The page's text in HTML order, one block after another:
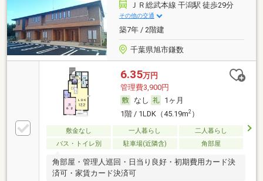
ＪＲ総武本線 干潟駅 徒歩29分
その他の交通
築7年 / 2階建
千葉県旭市鎌数
6.35万円
管理費3,900円
なし
1ヶ月
1階 / 1LDK（45.19m2）
敷金なし 一人暮らし
二人暮らし
バス・トイレ別
駐車場(近隣含) 角部屋
角部屋・管理人巡回・日当り良好・初期費用カード決
済可・家賃カード決済可